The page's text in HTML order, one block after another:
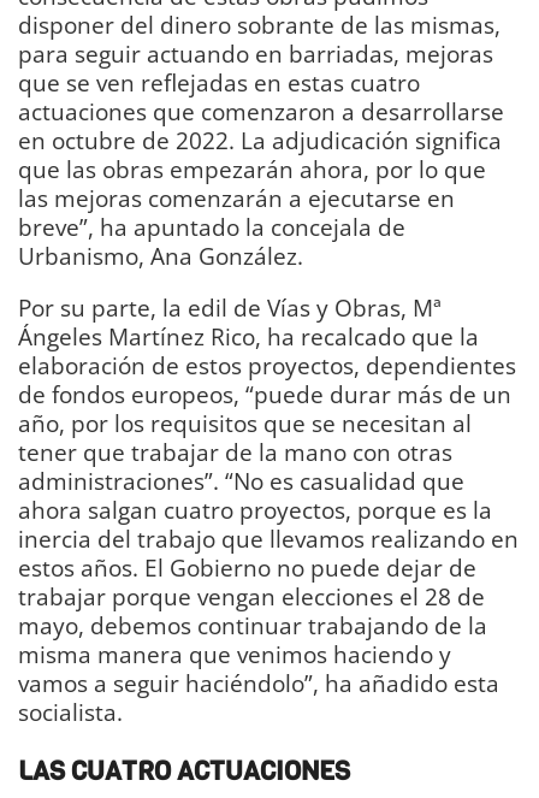
disponer del dinero sobrante de las mismas,
para seguir actuando en barriadas, mejoras
que se ven reflejadas en estas cuatro
actuaciones que comenzaron a desarrollarse
en octubre de 2022. La adjudicación significa
que las obras empezarán ahora, por lo que
las mejoras comenzarán a ejecutarse en
breve”, ha apuntado la concejala de
Urbanismo, Ana González.
Por su parte, la edil de Vías y Obras, Mª
Ángeles Martínez Rico, ha recalcado que la
elaboración de estos proyectos, dependientes
de fondos europeos, “puede durar más de un
año, por los requisitos que se necesitan al
tener que trabajar de la mano con otras
administraciones”. “No es casualidad que
ahora salgan cuatro proyectos, porque es la
inercia del trabajo que llevamos realizando en
estos años. El Gobierno no puede dejar de
trabajar porque vengan elecciones el 28 de
mayo, debemos continuar trabajando de la
misma manera que venimos haciendo y
vamos a seguir haciéndolo”, ha añadido esta
socialista.
LAS CUATRO ACTUACIONES